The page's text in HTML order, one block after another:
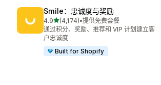
Smile：忠诚度与奖励
4.9星（满分 5 星）
(4,174)
总共 4174 条评论
•提供免费套餐
通过积分、奖励、推荐和 VIP 计划建立客
户忠诚度
Built for Shopify